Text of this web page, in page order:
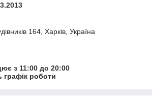
164, Харків, Україна
з 11:00 до 20:00
графік роботи